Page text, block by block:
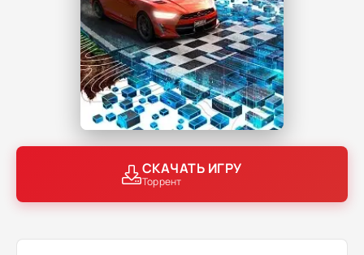
СКАЧАТЬ ИГРУ
Торрент